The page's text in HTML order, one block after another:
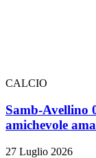
CALCIO
Samb-Avellino
amichevole
27 Luglio 2026